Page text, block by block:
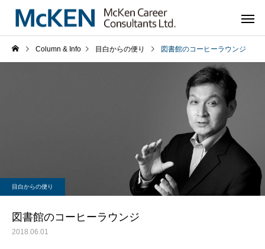
Column & Info 目白からの便り 図書館のコーヒーラウンジ
目白からの便り
図書館のコーヒーラウンジ
2018.06.01